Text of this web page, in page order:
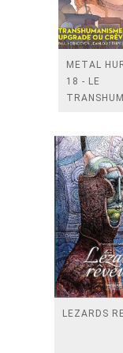
METAL
18 - LE
LEZARDS